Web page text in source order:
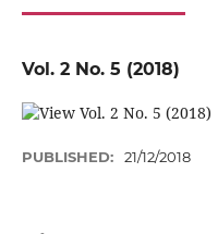
Vol. 2 No. 5 (2018)
PUBLISHED: 21/12/2018